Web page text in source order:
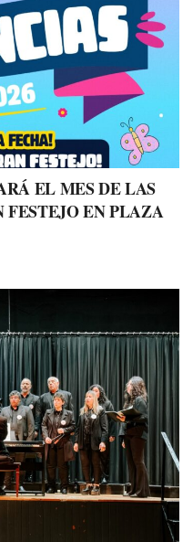
EL MES DE LAS
FESTEJO EN PLAZA